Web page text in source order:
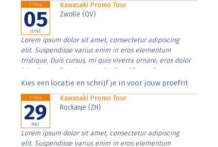
Friday
05
JUNE
Kawasaki Promo Tour
Zwolle (OV)
Lorem ipsum dolor sit amet, consectetur adipiscing
elit. Suspendisse varius enim in eros elementum
tristique. Duis cursus, mi quis viverra ornare, eros dolor
interdum nulla, ut commodo diam libero vitae erat.
Aenean faucibus nibh et justo cursus id rutrum lorem
Kies een locatie en schrijf je in voor jouw proefrit
Friday
29
MAY
Kawasaki Promo Tour
Rockanje (ZH)
Lorem ipsum dolor sit amet, consectetur adipiscing
elit. Suspendisse varius enim in eros elementum